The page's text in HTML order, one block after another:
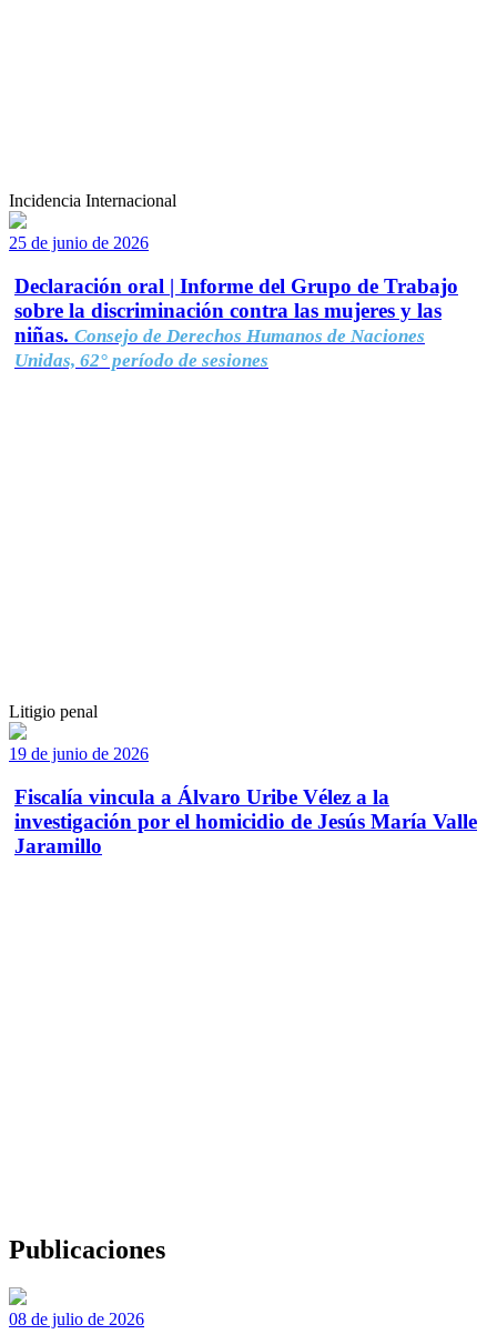
Incidencia Internacional
25 de junio de 2026
Declaración oral | Informe del Grupo de Trabajo
sobre la discriminación contra las mujeres y las
niñas. Consejo de Derechos Humanos de Naciones
Unidas, 62° período de sesiones
Litigio penal
19 de junio de 2026
Fiscalía vincula a Álvaro Uribe Vélez a la
investigación por el homicidio de Jesús María Valle
Jaramillo
Publicaciones
08 de julio de 2026